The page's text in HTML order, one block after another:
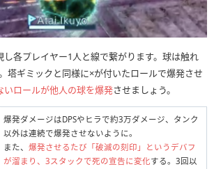
各プレイヤー1人と線で繋がります。球は触れ
塔ギミックと同様に×が付いたロールで爆発させ
いロールが他人の球を爆発させましょう。
爆発ダメージはDPSやヒラで約3万ダメージ、タンク
以外は連続で爆発させないように。
また、 爆発させるたび「破滅の刻印」というデバフ
が溜まり、3スタックで死の宣告に変化する。3回以